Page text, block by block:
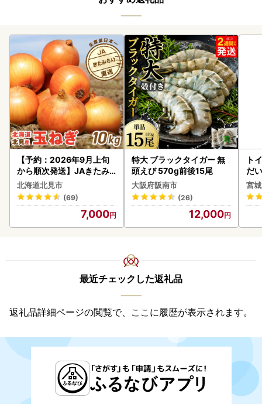
【予約：2026年9月上旬
から順次発送】JAきたみ
らい産 玉ねぎ Lサイズ 10k
g ( タマネギ たまねぎ 野菜
)【210-0003-2026】
北海道北見市
(69)
7,000
特大 ブラックタイガー 無
頭えび 570g前後15尾
大阪府阪南市
(26)
12,000
ト
だ
6ロ
宮
最近チェックした返礼品
返礼品詳細ページの閲覧で、ここに履歴が表示されます。